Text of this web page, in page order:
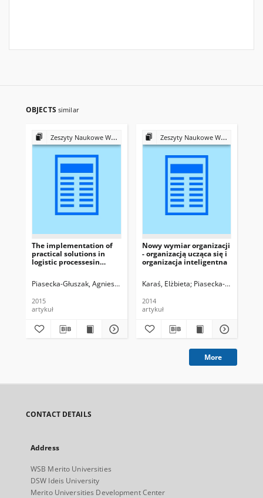
OBJECTS similar
Zeszyty Naukowe Wyższej Szkoły Bankowej we Wrocławiu
The implementation of
practical solutions in
logistic processesin
means ofbenchmarking
Piasecka-Głuszak, Agnieszka
2015
artykuł
Zeszyty Naukowe Wyższej Szkoły Bankowej we Wrocławiu
Nowy wymiar organizacji
- organizacją ucząca się i
organizacja inteligentna
Karaś, Elżbieta Piasecka-Głuszak,
2014
artykuł
More
CONTACT DETAILS
Address
WSB Merito Universities
DSW Ideis University
Merito Universities Development Center